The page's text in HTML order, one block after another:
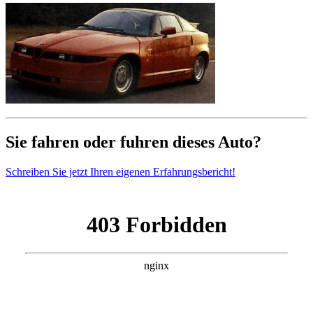
Sie fahren oder fuhren dieses Auto?
Schreiben Sie jetzt Ihren eigenen Erfahrungsbericht!